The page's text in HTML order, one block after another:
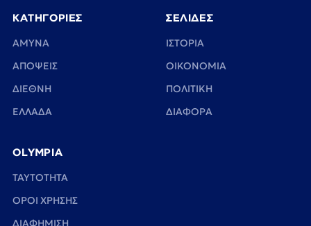
ΚΑΤΗΓΟΡΙΕΣ
ΑΜΥΝΑ
ΑΠΟΨΕΙΣ
ΔΙΕΘΝΗ
ΕΛΛΑΔΑ
ΣΕΛΙΔΕΣ
ΙΣΤΟΡΙΑ
ΟΙΚΟΝΟΜΙΑ
ΠΟΛΙΤΙΚΗ
ΔΙΑΦΟΡΑ
OLYMPIA
TAYTOTHTA
ΟΡΟΙ ΧΡΗΣΗΣ
ΔΙΑΦΗΜΙΣΗ